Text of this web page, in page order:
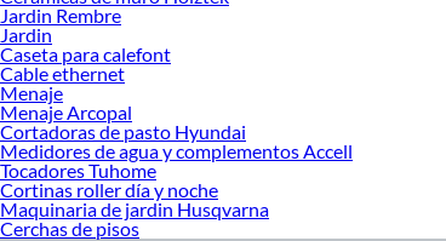
Jardin Rembre
Jardin
Caseta para calefont
Cable ethernet
Menaje
Menaje Arcopal
Cortadoras de pasto Hyundai
Medidores de agua y complementos Accell
Tocadores Tuhome
Cortinas roller día y noche
Maquinaria de jardin Husqvarna
Cerchas de pisos